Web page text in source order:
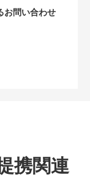
お問い合わせ
携関連